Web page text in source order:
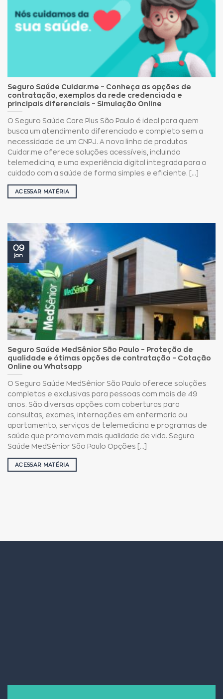
Seguro Saúde Cuidar.me – Conheça as opções de
contratação, exemplos da rede credenciada e
principais diferenciais – Simulação Online
O Seguro Saúde Care Plus São Paulo é ideal para quem
busca um atendimento diferenciado e completo sem a
necessidade de um CNPJ. A nova linha de produtos
Cuidar.me oferece soluções acessíveis, incluindo
telemedicina, e uma experiência digital integrada para o
cuidado com a saúde de forma simples e eficiente. [...]
ACESSAR MATÉRIA
Seguro Saúde MedSênior São Paulo – Proteção de
qualidade e ótimas opções de contratação – Cotação
Online ou Whatsapp
O Seguro Saúde MedSênior São Paulo oferece soluções
completas e exclusivas para pessoas com mais de 49
anos. São diversas opções com coberturas para
consultas, exames, internações em enfermaria ou
apartamento, serviços de telemedicina e programas de
saúde que promovem mais qualidade de vida. Seguro
Saúde MedSênior São Paulo Opções [...]
ACESSAR MATÉRIA
09
jan